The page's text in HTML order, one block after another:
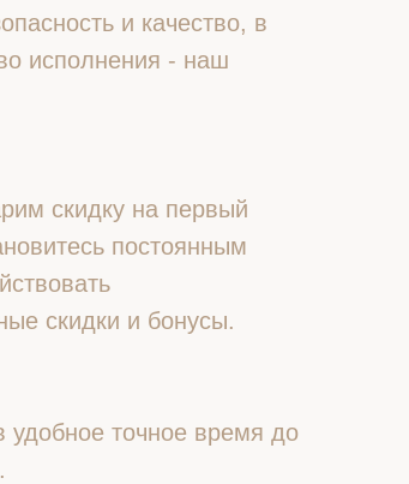
и качество, в
исполнения - наш
скидку на первый
постоянным
скидки и бонусы.
удобное точное время до